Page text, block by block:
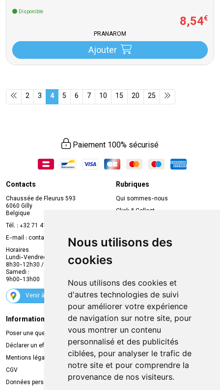
Nous utilisons des
cookies
Nous utilisons des cookies et
d'autres technologies de suivi
pour améliorer votre expérience
de navigation sur notre site, pour
vous montrer un contenu
personnalisé et des publicités
ciblées, pour analyser le trafic de
notre site et pour comprendre la
provenance de nos visiteurs.
Disponible
8,54€
PRANAROM
Ajouter
2 3 4 5 6 7 10 15 20 25
Paiement 100% sécurisé
Contacts
Chaussée de Fleurus 593
6060 Gilly
Belgique
Tél. : +32 71 41 32 10
E-mail : contact
mvapharma.be
Horaires
Lundi-Vendredi :
8h30-12h30 / 13h30-18h30
Samedi :
9h00-13h00
Venir à la pharmacie
Rubriques
Qui sommes-nous
Click & Collect
Compte professionnel
Envoi d’ordonnance
Suivez-nous
Informations légales
Poser une question
Déclarer un effet indésirable
Mentions légales
CGV
Données personnelles
Livraison
Retrait à la pharmacie
Livraison chez vous
Livraison dans un Point Relais